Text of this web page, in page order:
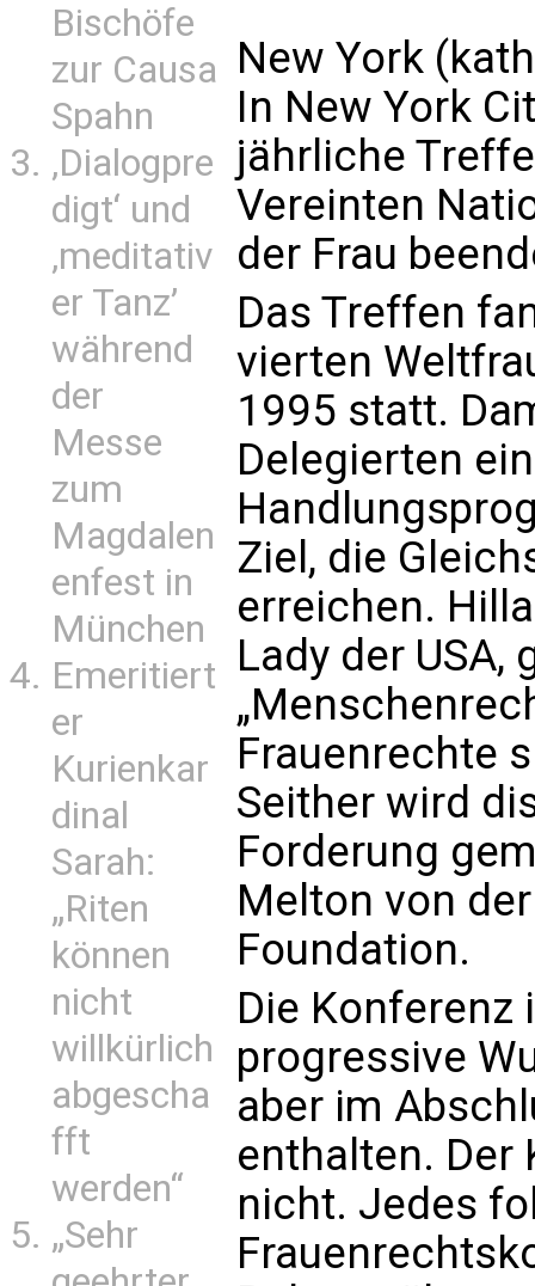
Bischöfe
zur Causa
Spahn
‚Dialogpre
digt‘ und
‚meditativ
er Tanz’
während
der
Messe
zum
Magdalen
enfest in
München
Emeritiert
er
Kurienkar
dinal
Sarah:
„Riten
können
nicht
willkürlich
abgescha
fft
werden“
„Sehr
New York
In New York
jährliche
Vereinten
der Frau
Das Treffen
vierten
1995 statt.
Delegierten
Ziel, die
erreichen.
Lady der USA,
Frauenrechte
Seither wird
Forderung
Melton von
Foundation.
Die Konferenz
progressive
aber im
enthalten. Der
nicht. Jedes